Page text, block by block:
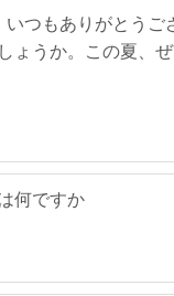
つもありがとうご
ょうか。この夏、
何ですか